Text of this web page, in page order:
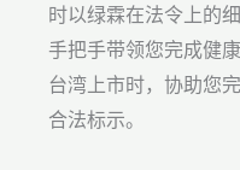
时以绿霖在法令上的
手把手带领您完成健
台湾上市时，协助您
合法标示。